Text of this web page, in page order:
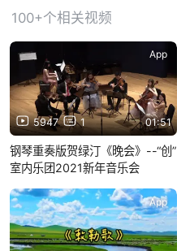
100+个相关视频
5947 1 01:51
App
钢琴重奏版贺绿汀《晚会》--“创”
室内乐团2021新年音乐会
App